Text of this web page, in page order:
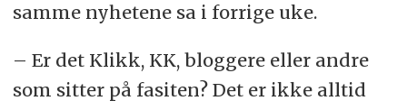
samme nyhetene sa i forrige uke.
– Er det Klikk, KK, bloggere eller andre
som sitter på fasiten? Det er ikke alltid